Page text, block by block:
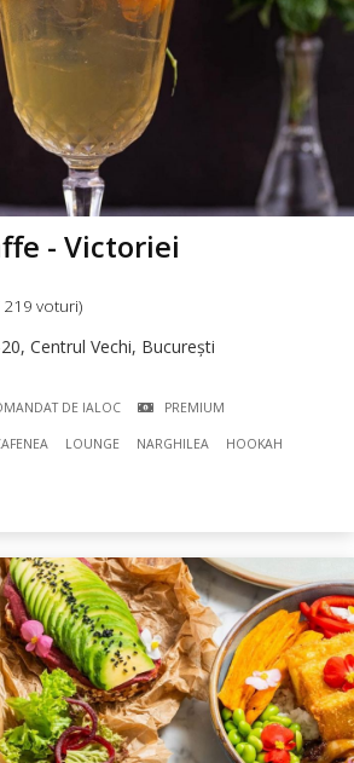
- Victoriei
219 voturi)
Centrul Vechi, București
DE IALOC PREMIUM
LOUNGE NARGHILEA HOOKAH